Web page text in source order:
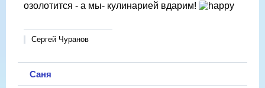
озолотится - а мы- кулинарией вдарим!
Сергей Чуранов
Саня